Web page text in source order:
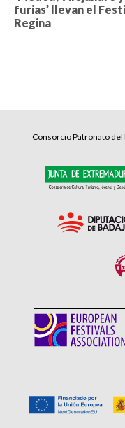
furias’ llevan el
Regina
Consorcio Patronato